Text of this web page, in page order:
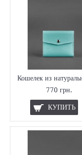
770 грн.
КУПИТЬ